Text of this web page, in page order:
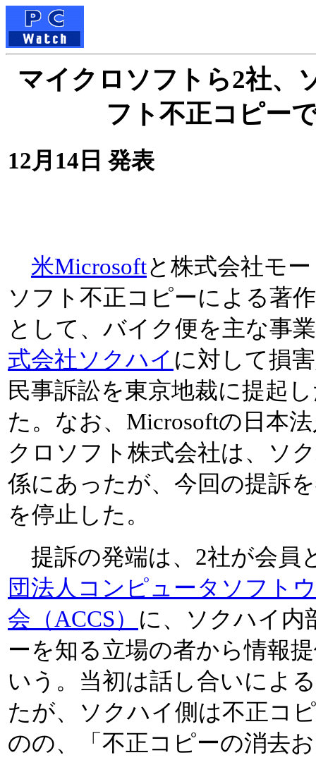
マイクロソフトら2社、
フト不正コピー
12月14日 発表
米Microsoftと株式会社モ
ソフト不正コピーによる著
として、バイク便を主な事
式会社ソクハイ に対して損
民事訴訟を東京地裁に提起
た。なお、Microsoftの日本
クロソフト株式会社は、ソ
係にあったが、今回の提訴
を停止した。
提訴の発端は、2社が会員
団法人コンピュータソフト
会（ACCS） に、ソクハイ内
ーを知る立場の者から情報
いう。当初は話し合いによ
たが、ソクハイ側は不正コ
のの、「不正コピーの消去